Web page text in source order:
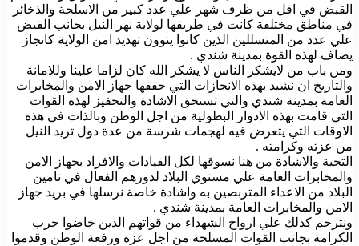
القبض في اقل من ظرف شهر علي عدد كبير من الاسلحة والذخائر
في مناطق مختلفة كانت في طريقها لولاية نهر النيل بجانب القبض
علي عدد من المتسللين الذين كانوا ينوون تهديد امن الولاية كانجاز
يضاف لهذه القوة بمدينة شندي .
ومن باب من لايشكر الناس لا يشكر الله كان لزاما علينا وللامانة
والتاريخ ان نشيد بهذه الانجازات التي حققها جهاز الامن والمخابرات
العامة بمدينة شندي والتي تستحق الاشادة والتحفيز لهذه القوات
التي قامت بهذه الادوار البطولية من اجل الوطن وبالذات في هذه
الاوقات التي يتعرض فيه لهجمات شرسة من عدة دول تريد النيل
من عزته وكرامته .
التحية والاشادة من هنا نسوقها لكل القيادات والافراد بجهاز الامن
والمخابرات العامة علي مستوي البلاد لدورهم الفعال في تامين
البلاد من الاعداء المتربصين به واشادة خاصة نرسلها في بريد جهاز
الامن والمخابرات العامة بمدينة شندي .
ونترحم كذلك علي ارواح الشهداء من قواتهم الذين خاضوا حرب
الكرامة بجانب القوات المسلحة من اجل عزة ورفعة الوطن وقدموا